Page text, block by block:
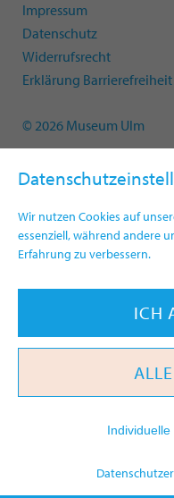
Wir nutzen Cookies auf
essenziell, während andere
Erfahrung zu verbessern.
ICH
Impressum
Datenschutz
Widerrufsrecht
Erklärung Barrierefreiheit
© 2026 Museum Ulm